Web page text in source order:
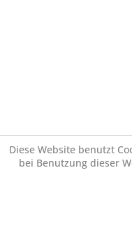
Diese Website benutzt
bei Benutzung dieser